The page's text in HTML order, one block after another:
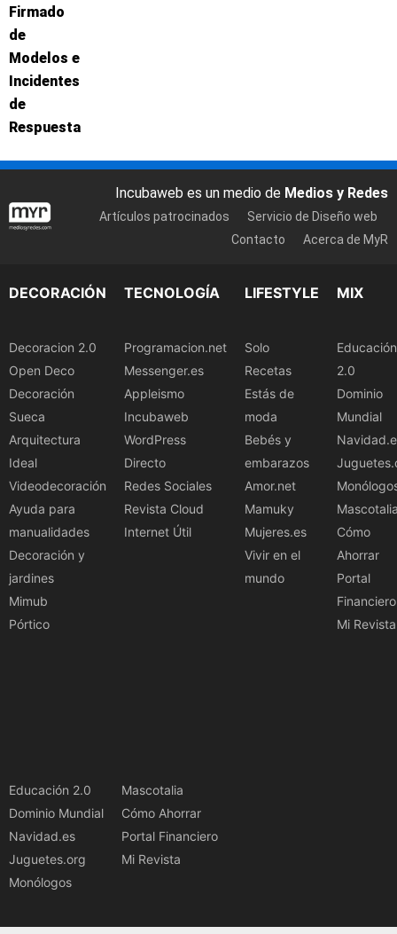
Firmado
de
Modelos e
Incidentes
de
Respuesta
Incubaweb es un medio de Medios y Redes
Artículos patrocinados
Servicio de Diseño web
Contacto
Acerca de MyR
DECORACIÓN
Decoracion 2.0
Open Deco
Decoración
Sueca
Arquitectura
Ideal
Videodecoración
Ayuda para
manualidades
Decoración y
jardines
Mimub
Pórtico
TECNOLOGÍA
Programacion.net
Messenger.es
Appleismo
Incubaweb
WordPress
Directo
Redes Sociales
Revista Cloud
Internet Útil
LIFESTYLE
Solo
Recetas
Estás de
moda
Bebés y
embarazos
Amor.net
Mamuky
Mujeres.es
Vivir en el
mundo
MIX
Educación
2.0
Dominio
Mundial
Cómo
Ahorrar
Portal
Financiero
Mi Revista
Educación 2.0
Dominio Mundial
Navidad.es
Juguetes.org
Monólogos
Mascotalia
Cómo Ahorrar
Portal Financiero
Mi Revista